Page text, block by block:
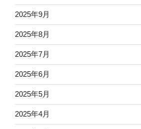
2025年9月
2025年8月
2025年7月
2025年6月
2025年5月
2025年4月